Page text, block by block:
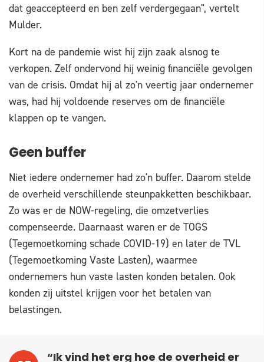
dat geaccepteerd en ben zelf verdergegaan", vertelt
Mulder.
Kort na de pandemie wist hij zijn zaak alsnog te
verkopen. Zelf ondervond hij weinig financiële gevolgen
van de crisis. Omdat hij al zo'n veertig jaar ondernemer
was, had hij voldoende reserves om de financiële
klappen op te vangen.
Geen buffer
Niet iedere ondernemer had zo'n buffer. Daarom stelde
de overheid verschillende steunpakketten beschikbaar.
Zo was er de NOW-regeling, die omzetverlies
compenseerde. Daarnaast waren er de TOGS
(Tegemoetkoming schade COVID-19) en later de TVL
(Tegemoetkoming Vaste Lasten), waarmee
ondernemers hun vaste lasten konden betalen. Ook
konden zij uitstel krijgen voor het betalen van
belastingen.
“Ik vind het erg hoe de overheid er